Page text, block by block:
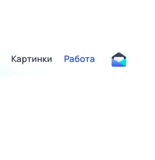
Картинки Работа